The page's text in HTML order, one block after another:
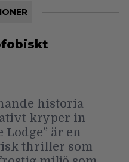
historia
kryper in
Lodge” är en
thriller som